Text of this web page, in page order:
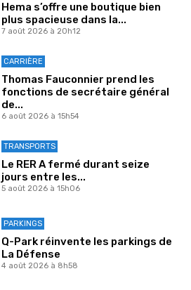
Hema s’offre une boutique bien
plus spacieuse dans la...
7 août 2026 à 20h12
CARRIÈRE
Thomas Fauconnier prend les
fonctions de secrétaire général
de...
6 août 2026 à 15h54
TRANSPORTS
Le RER A fermé durant seize
jours entre les...
5 août 2026 à 15h06
PARKINGS
Q-Park réinvente les parkings de
La Défense
4 août 2026 à 8h58